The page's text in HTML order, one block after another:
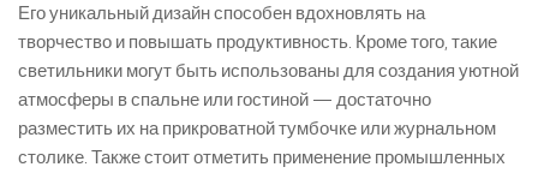
Его уникальный дизайн способен вдохновлять на
творчество и повышать продуктивность. Кроме того, такие
светильники могут быть использованы для создания уютной
атмосферы в спальне или гостиной — достаточно
разместить их на прикроватной тумбочке или журнальном
столике. Также стоит отметить применение промышленных